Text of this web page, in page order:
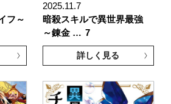
フ～
2025.11.7
暗殺スキルで異世界最強
～錬金 … 7
詳しく見る